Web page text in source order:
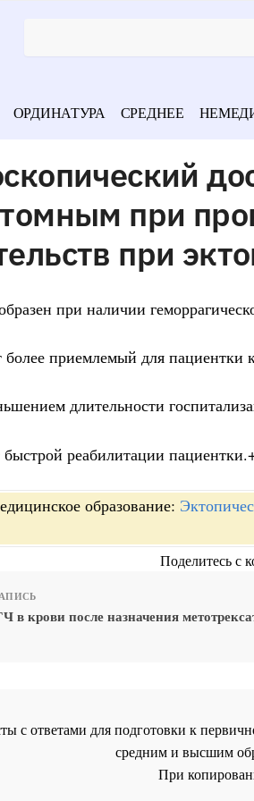
ОРДИНАТУРА СРЕДНЕЕ
при
при
при наличии
более приемлемый для пациентки
длительности
быстрой реабилитации
образование:
Поделитесь с
в крови после назначения
с ответами для подготовки к
средним и высшим
При